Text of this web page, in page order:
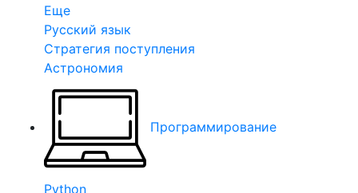
Еще
Русский язык
Стратегия поступления
Астрономия
Программирование
Python